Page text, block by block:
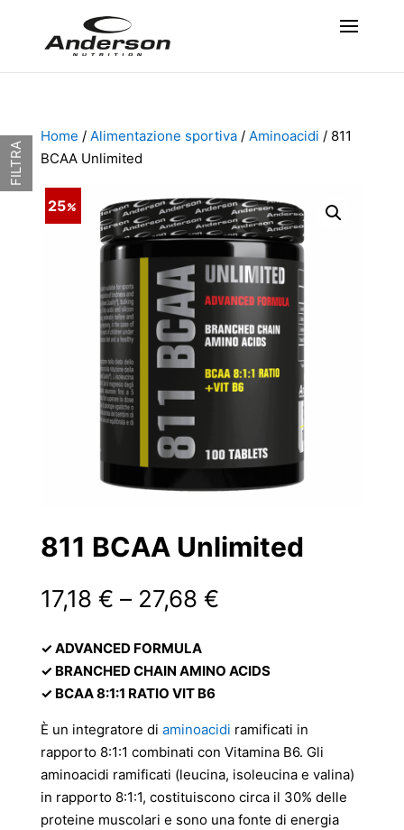
Home / Alimentazione sportiva/ Aminoacidi / 811
BCAA Unlimited
25
811 BCAA Unlimited
17,18 € – 27,68 €Fascia
da
27,68 €
✓ ADVANCED FORMULA
✓ BRANCHED CHAIN AMINO ACIDS
✓ BCAA 8:1:1 RATIO VIT B6
È un integratore di aminoacidi ramificati in
rapporto 8:1:1 combinati con Vitamina B6. Gli
aminoacidi ramificati (leucina, isoleucina e valina)
in rapporto 8:1:1, costituiscono circa il 30% delle
proteine muscolari e sono una fonte di energia
FILTRA